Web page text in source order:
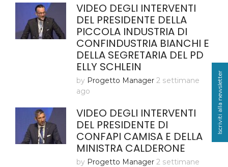
VIDEO DEGLI INTERVENTI
DEL PRESIDENTE DELLA
PICCOLA INDUSTRIA DI
CONFINDUSTRIA BIANCHI E
DELLA SEGRETARIA DEL PD
ELLY SCHLEIN
by Progetto Manager 2 settimane
ago
VIDEO DEGLI INTERVENTI
DEL PRESIDENTE DI
CONFAPI CAMISA E DELLA
MINISTRA CALDERONE
by Progetto Manager 2 settimane
Iscriviti alla newsletter